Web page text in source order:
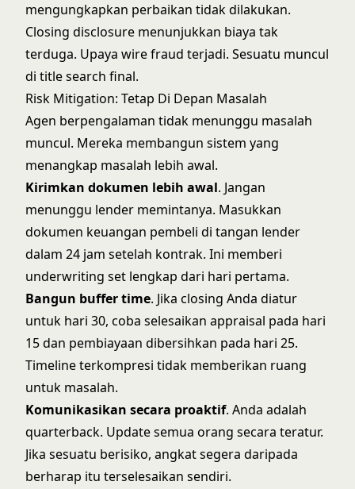
mengungkapkan perbaikan tidak dilakukan.
Closing disclosure menunjukkan biaya tak
terduga. Upaya wire fraud terjadi. Sesuatu muncul
di title search final.
Risk Mitigation: Tetap Di Depan Masalah
Agen berpengalaman tidak menunggu masalah
muncul. Mereka membangun sistem yang
menangkap masalah lebih awal.
Kirimkan dokumen lebih awal. Jangan
menunggu lender memintanya. Masukkan
dokumen keuangan pembeli di tangan lender
dalam 24 jam setelah kontrak. Ini memberi
underwriting set lengkap dari hari pertama.
Bangun buffer time. Jika closing Anda diatur
untuk hari 30, coba selesaikan appraisal pada hari
15 dan pembiayaan dibersihkan pada hari 25.
Timeline terkompresi tidak memberikan ruang
untuk masalah.
Komunikasikan secara proaktif. Anda adalah
quarterback. Update semua orang secara teratur.
Jika sesuatu berisiko, angkat segera daripada
berharap itu terselesaikan sendiri.